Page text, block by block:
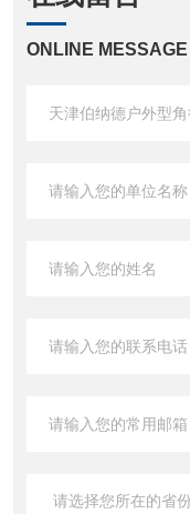
ONLINE MESSAGE